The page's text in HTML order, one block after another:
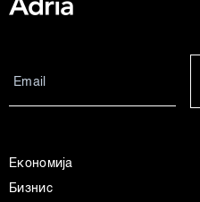
Економија
Бизнис